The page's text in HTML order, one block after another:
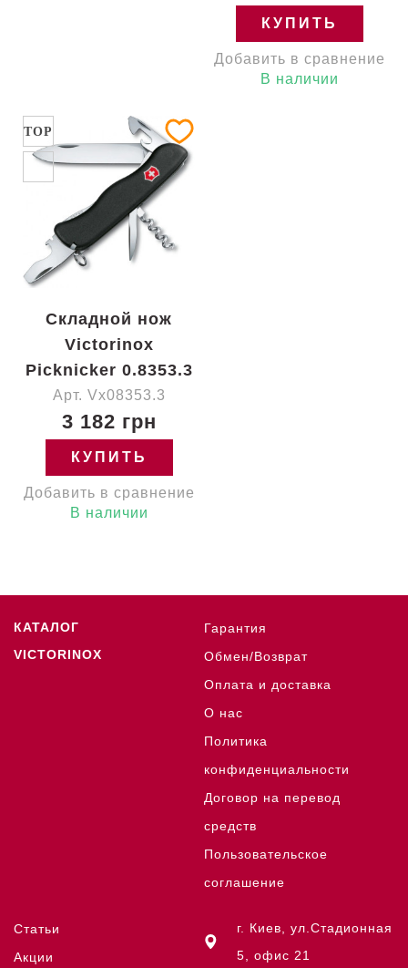
КУПИТЬ
Добавить в сравнение
В наличии
TOP
Складной нож
Victorinox
Picknicker 0.8353.3
Арт. Vx08353.3
3 182 грн
КУПИТЬ
Добавить в сравнение
В наличии
КАТАЛОГ
VICTORINOX
Гарантия
Обмен/Возврат
Оплата и доставка
О нас
Политика
конфиденциальности
Договор на перевод
средств
Пользовательское
соглашение
Статьи
Акции
г. Киев, ул.Стадионная
5, офис 21